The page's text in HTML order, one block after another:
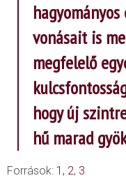
vonásait is
megfelelő
hogy új
hű marad
Források: 1, 2, 3